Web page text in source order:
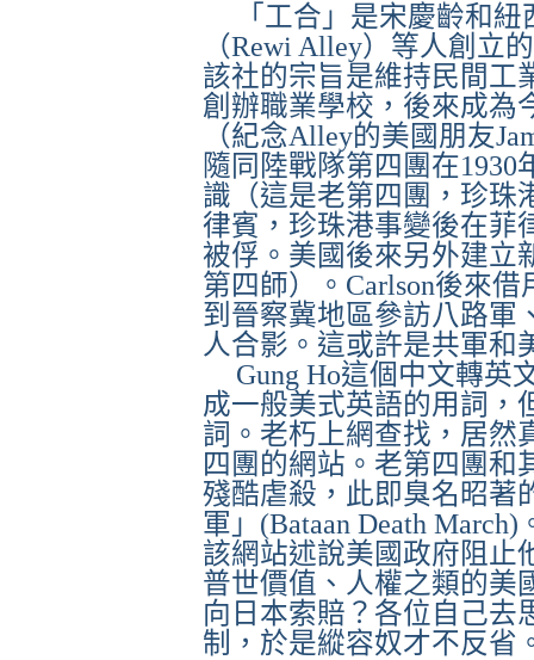
「工合」是宋慶齡和
（Rewi Alley）等人創立
該社的宗旨是維持民間工
創辦職業學校，後來成為
（紀念Alley的美國朋友
隨同陸戰隊第四團在1930
識（這是老第四團，珍珠
律賓，珍珠港事變後在菲
被俘。美國後來另外建立
第四師）。 Carlson後來借
到晉察冀地區參訪八路軍
人合影。這或許是共軍和
Gung Ho這個中文轉英
成一般美式英語的用詞，
詞。老朽上網查找，居然
四團的網站。老第四團和
殘酷虐殺，此即臭名昭著
軍」 (Bataan Death March)
該網站述說美國政府阻止
普世價值、人權之類的美
向日本索賠？各位自己去
制，於是縱容奴才不反省